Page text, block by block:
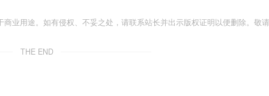
业用途。如有侵权、不妥之处，请联系站长并出示版权证明以便删除。敬请
THE END